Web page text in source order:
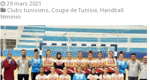
29 mars 2021
Clubs tunisiens, Coupe de Tunisie, Handball
féminin